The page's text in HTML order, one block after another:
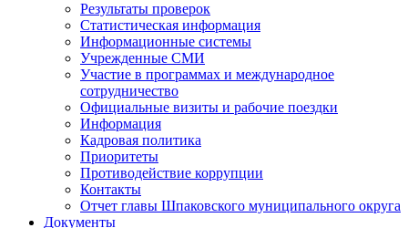
Результаты проверок
Статистическая информация
Информационные системы
Учрежденные СМИ
Участие в программах и международное
сотрудничество
Официальные визиты и рабочие поездки
Информация
Кадровая политика
Приоритеты
Противодействие коррупции
Контакты
Отчет главы Шпаковского муниципального округа
Документы